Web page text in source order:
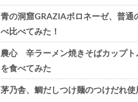
青の洞窟GRAZIAボロネーゼ、普通
べ比べてみた！
農心 辛ラーメン焼きそばカップト
を食べてみた
茅乃舎、鯛だしつけ麺のつけだれ使